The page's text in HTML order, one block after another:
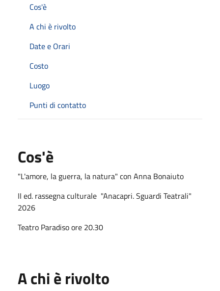
Cos'è
A chi è rivolto
Date e Orari
Costo
Luogo
Punti di contatto
Cos'è
"L'amore, la guerra, la natura" con Anna Bonaiuto
II ed. rassegna culturale "Anacapri. Sguardi Teatrali"
2026
Teatro Paradiso ore 20.30
A chi è rivolto